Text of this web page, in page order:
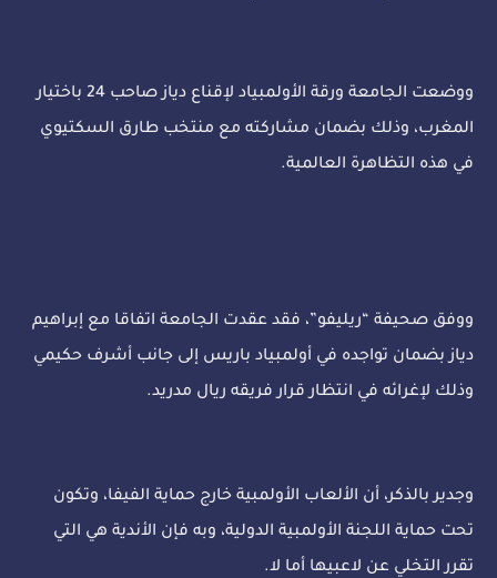
ووضعت الجامعة ورقة الأولمبياد لإقناع دياز صاحب 24 باختيار
المغرب، وذلك بضمان مشاركته مع منتخب طارق السكتيوي
في هذه التظاهرة العالمية.
ووفق صحيفة “ريليفو”، فقد عقدت الجامعة اتفاقا مع إبراهيم
دياز بضمان تواجده في أولمبياد باريس إلى جانب أشرف حكيمي
وذلك لإغرائه في انتظار قرار فريقه ريال مدريد.
وجدير بالذكر، أن الألعاب الأولمبية خارج حماية الفيفا، وتكون
تحت حماية اللجنة الأولمبية الدولية، وبه فإن الأندية هي التي
تقرر التخلي عن لاعبيها أما لا.